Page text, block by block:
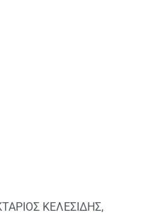
ΚΕΛΕΣΙΔΗΣ,